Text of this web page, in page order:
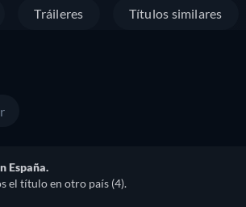
Tráileres Títulos similares
España.
el título en otro país (4).